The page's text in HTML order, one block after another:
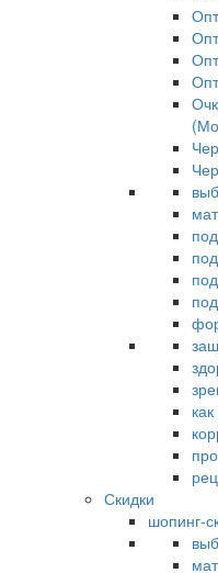
Скидки
шопинг-